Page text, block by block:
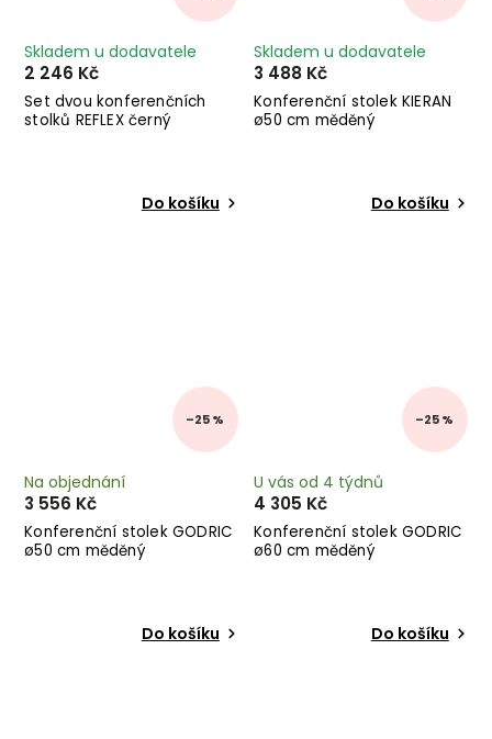
Set dvou konferenčních
stolků REFLEX černý
Skladem u dodavatele
2 246 Kč
Do košíku
Konferenční stolek KIERAN
ø50 cm měděný
Skladem u dodavatele
3 488 Kč
Do košíku
–25 %
Konferenční stolek GODRIC
ø50 cm měděný
Na objednání
3 556 Kč
Do košíku
–25 %
Konferenční stolek GODRIC
ø60 cm měděný
U vás od 4 týdnů
4 305 Kč
Do košíku